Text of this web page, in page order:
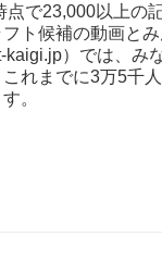
点で23,000以上の
ト候補の動画とみ
kaigi.jp）では、み
れまでに3万5千
。